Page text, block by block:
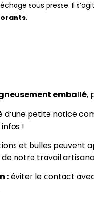
sous presse. Il
.
emballé,
d’une petite notice
!
et bulles peuvent
notre travail
:éviter le contact